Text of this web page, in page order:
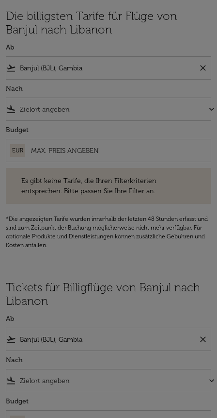
Die billigsten Tarife für Flüge von
Banjul nach Libanon
Ab
flight_takeoff close
Nach
flight_land keyboard_arrow_down
Budget
EUR
Es gibt keine Tarife, die Ihren Filterkriterien
entsprechen. Bitte passen Sie Ihre Filter an.
*Die angezeigten Tarife wurden innerhalb der letzten 48 Stunden erfasst und
sind zum Zeitpunkt der Buchung möglicherweise nicht mehr verfügbar. Für
optionale Produkte und Dienstleistungen können zusätzliche Gebühren und
Kosten anfallen.
Tickets für Billigflüge von Banjul nach
Libanon
Ab
flight_takeoff close
Nach
flight_land keyboard_arrow_down
Budget